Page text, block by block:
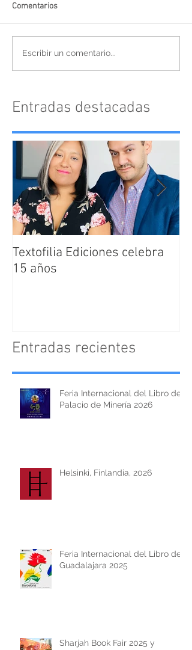
Comentarios
Escribir un comentario...
Entradas destacadas
Textofilia Ediciones celebra
15 años
Entradas recientes
Feria Internacional del Libro del
Palacio de Minería 2026
Helsinki, Finlandia, 2026
Feria Internacional del Libro de
Guadalajara 2025
Sharjah Book Fair 2025 y